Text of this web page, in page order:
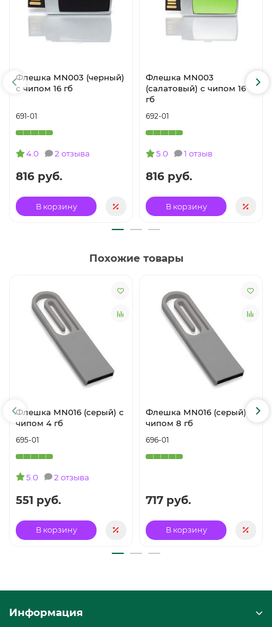
Флешка MN003 (черный)
с чипом 16 гб
691-01
4.0 2 отзыва
816 руб.
В корзину
Флешка MN003
(салатовый) с чипом 16
гб
692-01
5.0 1 отзыв
816 руб.
В корзину
Похожие товары
Флешка MN016 (серый) с
чипом 4 гб
695-01
5.0 2 отзыва
551 руб.
В корзину
Флешка MN016 (серый) с
чипом 8 гб
696-01
717 руб.
В корзину
Информация